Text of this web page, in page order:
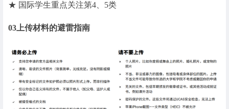
★ 国际学生重点关注第4、5类
03 上传材料的避雷指南